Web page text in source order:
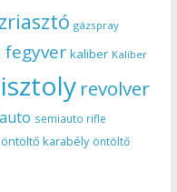
gázspray
fegyver kaliber Kaliber
revolver
semiauto rifle
öntöltő karabély öntöltő